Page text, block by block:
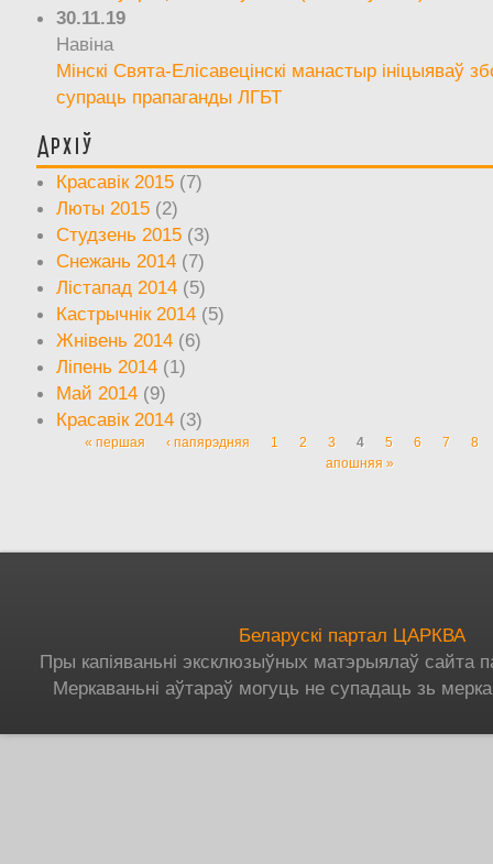
30.11.19
Навіна
Мінскі Свята-Елісавецінскі манастыр ініцыяваў
супраць прапаганды ЛГБТ
Архіў
Красавік 2015 (7)
Люты 2015 (2)
Студзень 2015 (3)
Снежань 2014 (7)
Лістапад 2014 (5)
Кастрычнік 2014 (5)
Жнівень 2014 (6)
Ліпень 2014 (1)
Май 2014 (9)
Красавік 2014 (3)
Старонкі
« першая ‹ папярэдняя 1 2 3 4 5 6 7
8
апошняя »
Беларускі партал ЦАРКВА
Пры капіяваньні эксклюзыўных матэрыялаў сайта
Меркаваньні аўтараў могуць не супадаць зь